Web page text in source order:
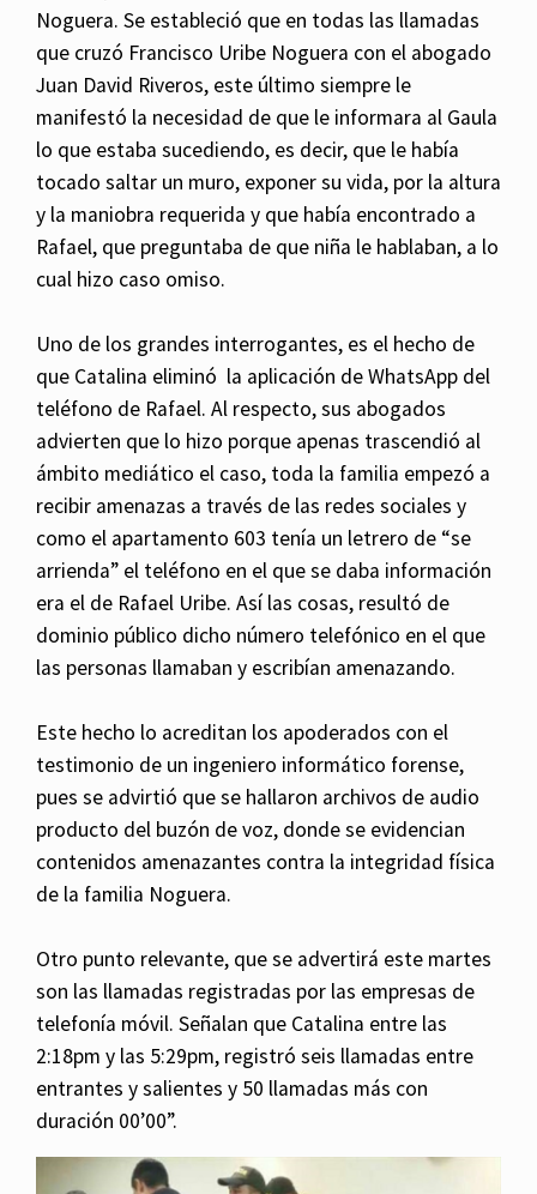
Noguera. Se estableció que en todas las llamadas
que cruzó Francisco Uribe Noguera con el abogado
Juan David Riveros, este último siempre le
manifestó la necesidad de que le informara al Gaula
lo que estaba sucediendo, es decir, que le había
tocado saltar un muro, exponer su vida, por la altura
y la maniobra requerida y que había encontrado a
Rafael, que preguntaba de que niña le hablaban, a lo
cual hizo caso omiso.
Uno de los grandes interrogantes, es el hecho de
que Catalina eliminó la aplicación de WhatsApp del
teléfono de Rafael. Al respecto, sus abogados
advierten que lo hizo porque apenas trascendió al
ámbito mediático el caso, toda la familia empezó a
recibir amenazas a través de las redes sociales y
como el apartamento 603 tenía un letrero de “se
arrienda” el teléfono en el que se daba información
era el de Rafael Uribe. Así las cosas, resultó de
dominio público dicho número telefónico en el que
las personas llamaban y escribían amenazando.
Este hecho lo acreditan los apoderados con el
testimonio de un ingeniero informático forense,
pues se advirtió que se hallaron archivos de audio
producto del buzón de voz, donde se evidencian
contenidos amenazantes contra la integridad física
de la familia Noguera.
Otro punto relevante, que se advertirá este martes
son las llamadas registradas por las empresas de
telefonía móvil. Señalan que Catalina entre las
2:18pm y las 5:29pm, registró seis llamadas entre
entrantes y salientes y 50 llamadas más con
duración 00’00”.